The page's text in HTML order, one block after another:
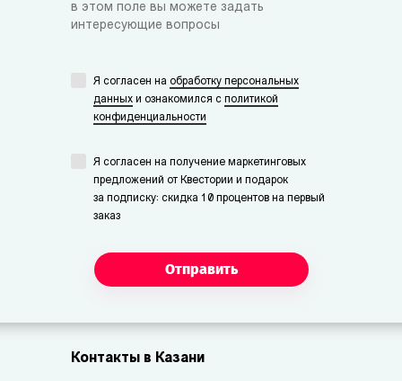
в этом поле вы можете задать
интересующие вопросы
Я согласен на обработку персональных
данных и ознакомился с политикой
конфиденциальности
Я согласен на получение маркетинговых
предложений от Квестории и подарок
за подписку: скидка 10 процентов на первый
заказ
Отправить
Контакты в Казани